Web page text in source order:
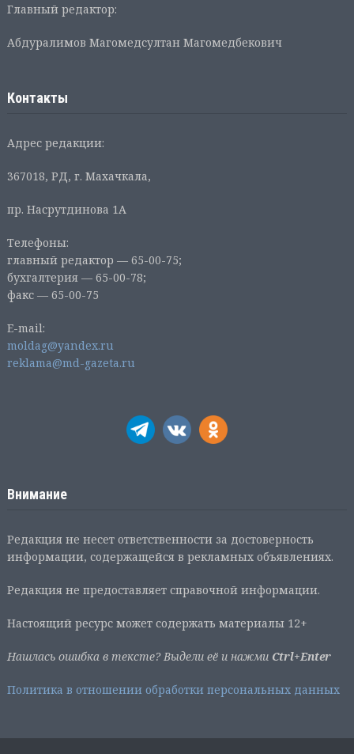
Главный редактор:
Абдуралимов Магомедсултан Магомедбекович
Контакты
Адрес редакции:
367018, РД, г. Махачкала,
пр. Насрутдинова 1А
Телефоны:
главный редактор — 65-00-75;
бухгалтерия — 65-00-78;
факс — 65-00-75
E-mail:
moldag@yandex.ru
reklama@md-gazeta.ru
Внимание
Редакция не несет ответственности за достоверность
информации, содержащейся в рекламных объявлениях.
Редакция не предоставляет справочной информации.
Настоящий ресурс может содержать материалы 12+
Нашлась ошибка в тексте? Выдели её и нажми Ctrl+Enter
Политика в отношении обработки персональных данных